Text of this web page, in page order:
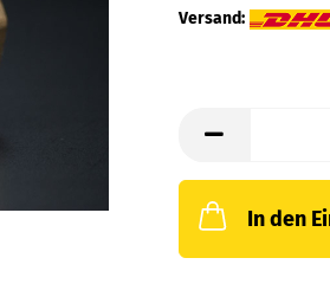
Versand:
In den